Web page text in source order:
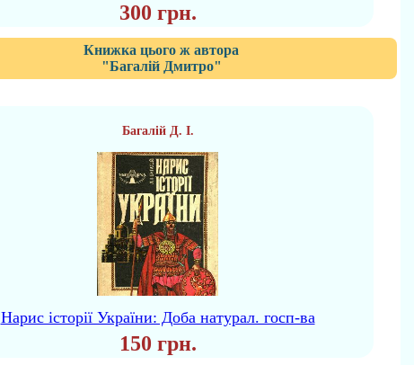
300 грн.
Книжка цього ж автора
"Багалій Дмитро"
Багалій Д. І.
Нарис історії України: Доба натурал. госп-ва
150 грн.